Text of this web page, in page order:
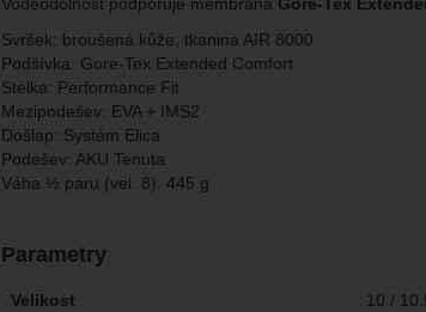
Voděodolnost podporuje membrána Gore-Tex
Svršek: broušená kůže, tkanina AIR 8000
Podšívka: Gore-Tex Extended Comfort
Stélka: Performance Fit
Mezipodešev: EVA + IMS2
Došlap: Systém Elica
Podešev: AKU Tenuta
Váha ½ páru (vel. 8): 445 g
Parametry
Velikost 10 /